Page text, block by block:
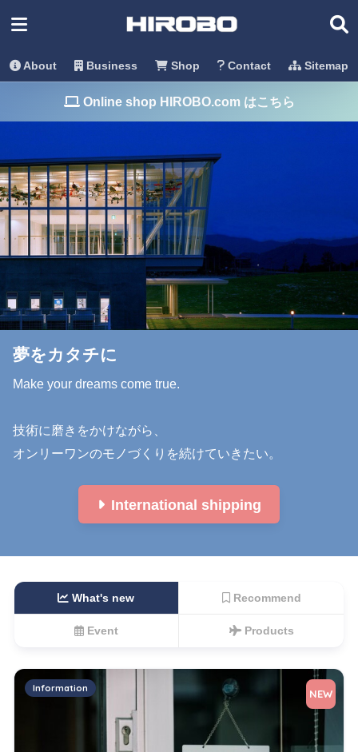
About Business Shop Contact Sitemap
Online shop HIROBO.com はこちら
夢をカタチに
Make your dreams come true.
技術に磨きをかけながら、
オンリーワンのモノづくりを続けていきたい。
International shipping
What's new Recommend
Event Products
Information NEW